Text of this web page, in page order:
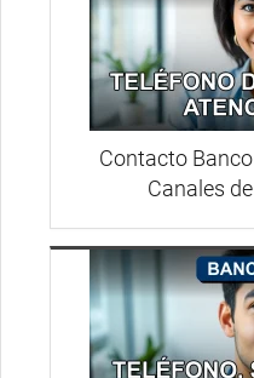
Contacto
Canales